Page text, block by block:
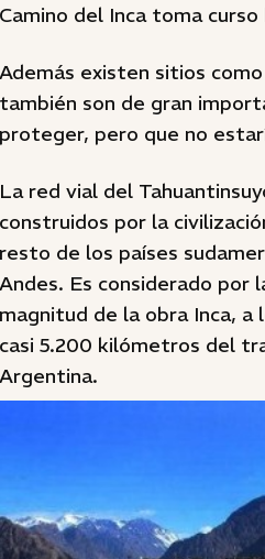
Camino del Inca toma curso
Además existen sitios
también son de gran
proteger, pero que no
La red vial del
construidos por la
resto de los países
Andes. Es considerado por
magnitud de la obra Inca,
casi 5.200 kilómetros del
Argentina.